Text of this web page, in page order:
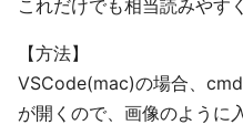
これだけでも相当読みやす
【方法】
VSCode(mac)の場合、
が開くので、画像のように